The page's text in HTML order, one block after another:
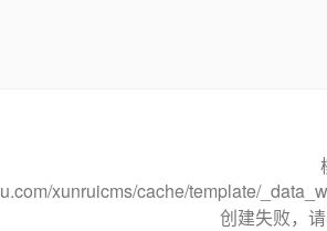
xunruicms/cache/template/
创建失败，